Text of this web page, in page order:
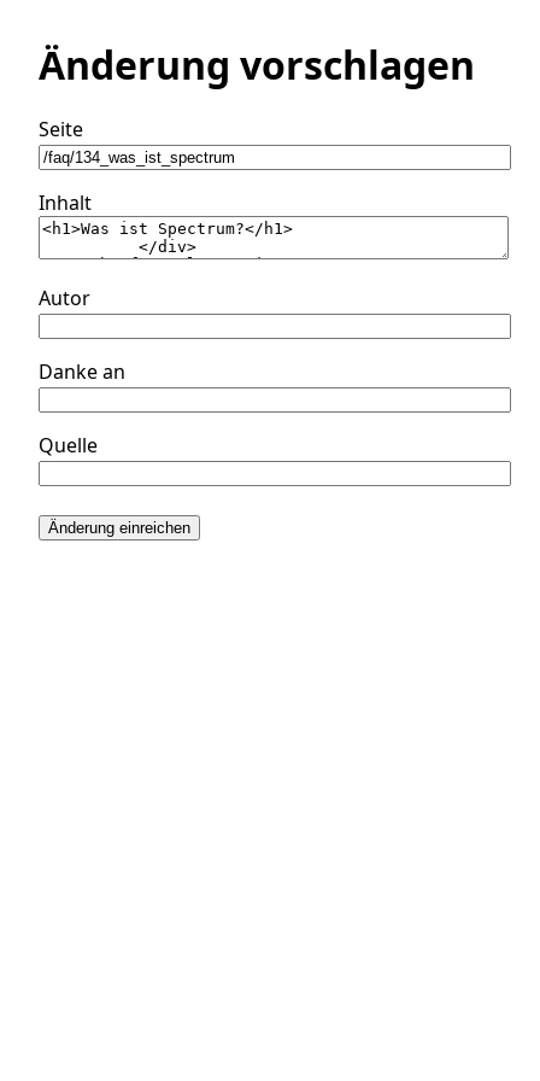
Änderung vorschlagen
Seite
Inhalt
Autor
Danke an
Quelle
Änderung einreichen